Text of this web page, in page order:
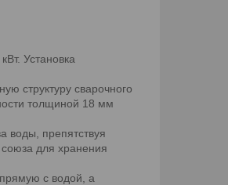
Установка
структуру сварочного
толщиной 18 мм
воды, препятствуя
для хранения
с водой, а